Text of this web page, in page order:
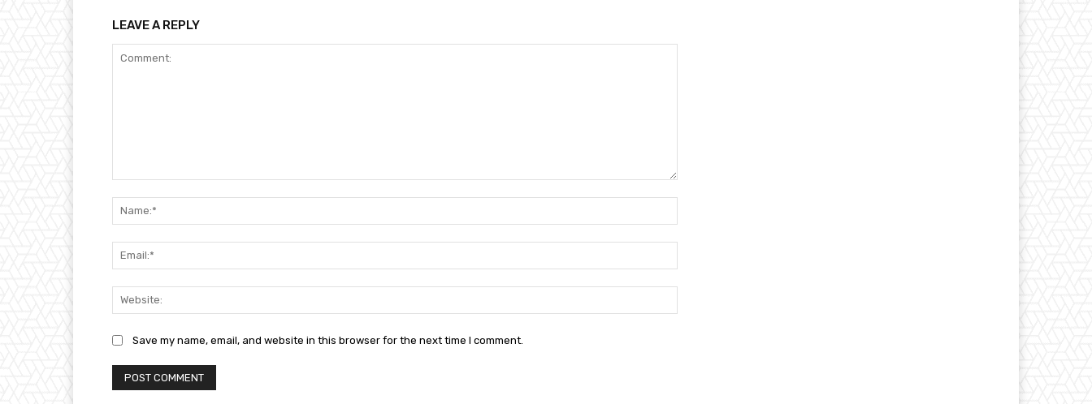
LEAVE A REPLY
Save my name, email, and website in this browser for the next time I comment.